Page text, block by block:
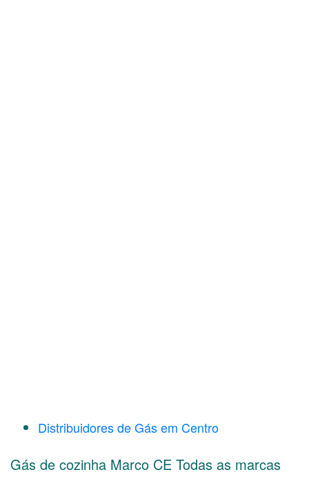
Distribuidores de Gás em Centro
Gás de cozinha Marco CE Todas as marcas